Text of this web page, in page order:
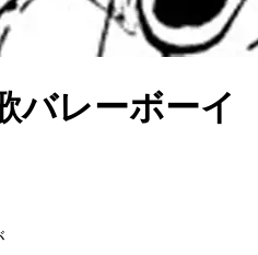
レーボーイ